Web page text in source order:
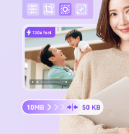
バージョン履歴
search